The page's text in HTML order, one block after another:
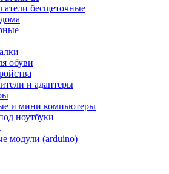
бесщеточные
обуви
и адаптеры
и мини компьютеры
ноутбуки
модули (arduino)